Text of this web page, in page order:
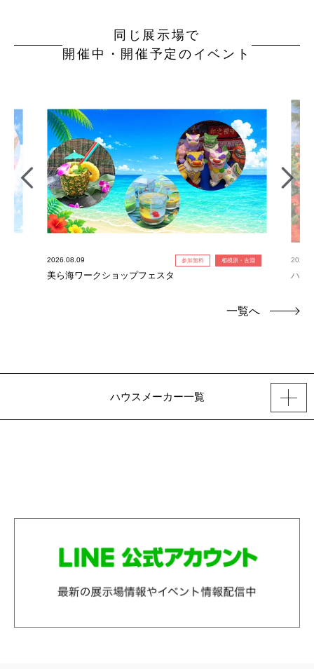
同じ展示場で
開催中・開催予定のイベント
2026.08.09 参加無料 相模原・古淵
美ら海ワークショップフェスタ ハワ
一覧へ
ハウスメーカー一覧